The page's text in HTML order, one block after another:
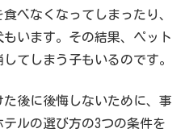
べなくなってしまったり、
います。その結果、ペット
てしまう子もいるのです。
後に後悔しないために、事
ルの選び方の3つの条件を